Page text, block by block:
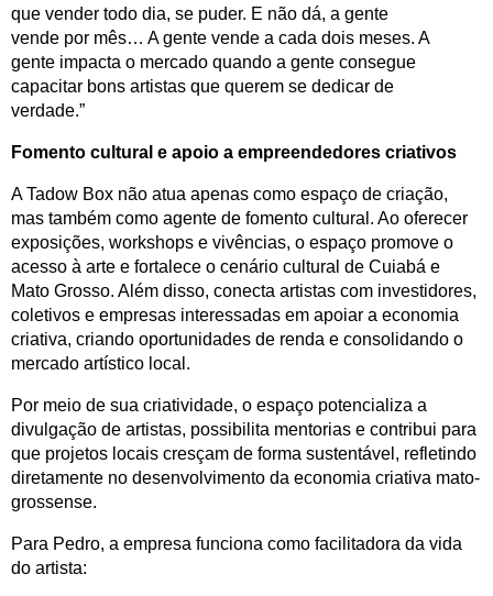
que vender todo dia, se puder. E não dá, a gente
vende por mês… A gente vende a cada dois meses. A
gente impacta o mercado quando a gente consegue
capacitar bons artistas que querem se dedicar de
verdade.”
Fomento cultural e apoio a empreendedores criativos
A Tadow Box não atua apenas como espaço de criação,
mas também como agente de fomento cultural. Ao oferecer
exposições, workshops e vivências, o espaço promove o
acesso à arte e fortalece o cenário cultural de Cuiabá e
Mato Grosso. Além disso, conecta artistas com investidores,
coletivos e empresas interessadas em apoiar a economia
criativa, criando oportunidades de renda e consolidando o
mercado artístico local.
Por meio de sua criatividade, o espaço potencializa a
divulgação de artistas, possibilita mentorias e contribui para
que projetos locais cresçam de forma sustentável, refletindo
diretamente no desenvolvimento da economia criativa mato-
grossense.
Para Pedro, a empresa funciona como facilitadora da vida
do artista: